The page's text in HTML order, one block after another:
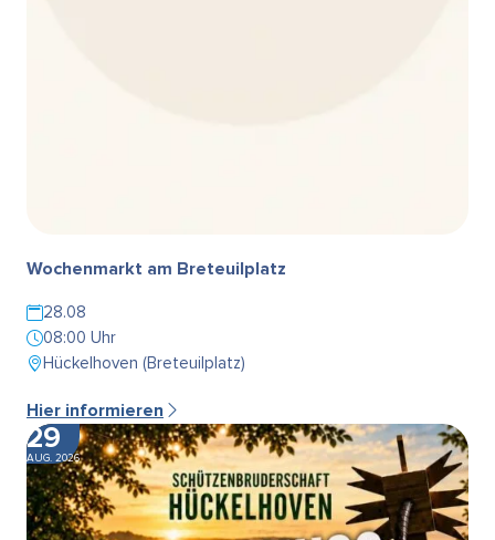
Wochenmarkt am Breteuilplatz
28.08
08:00 Uhr
Hückelhoven (Breteuilplatz)
Hier informieren
29
AUG. 2026